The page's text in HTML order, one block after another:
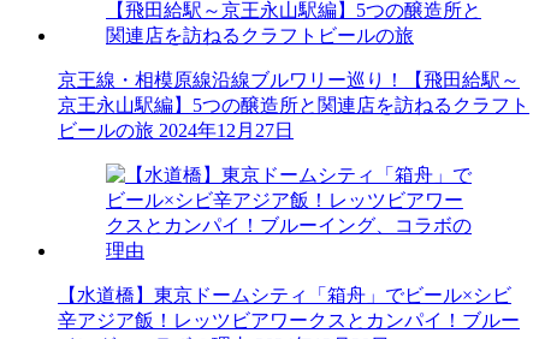
京王線・相模原線沿線ブルワリー巡り！【飛田給駅～
京王永山駅編】5つの醸造所と関連店を訪ねるクラフト
ビールの旅 2024年12月27日
【水道橋】東京ドームシティ「箱舟」でビール×シビ
辛アジア飯！レッツビアワークスとカンパイ！ブルー